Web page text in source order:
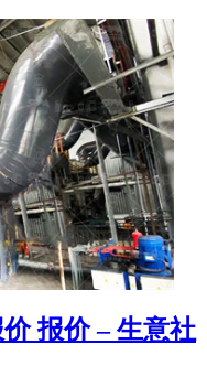
报价 – 生意社